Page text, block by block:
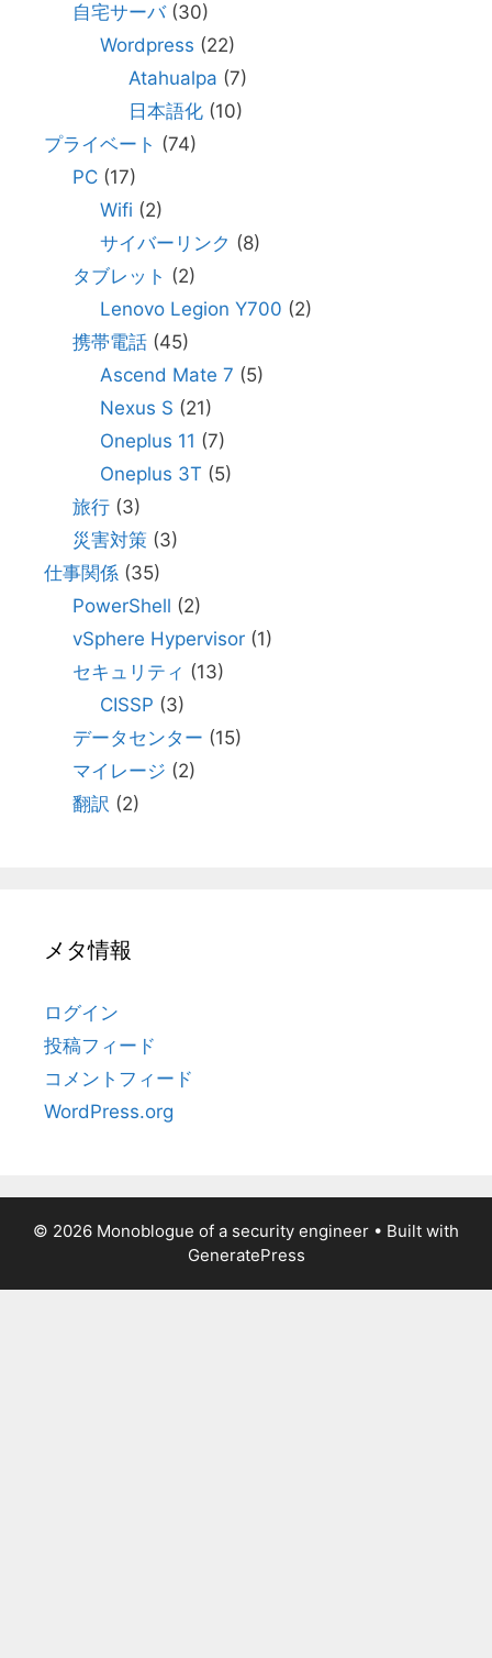
自宅サーバ(30)
Wordpress (22)
Atahualpa (7)
日本語化(10)
プライベート (74)
PC(17)
Wifi (2)
サイバーリンク (8)
タブレット (2)
Lenovo Legion Y700 (2)
携帯電話(45)
Ascend Mate 7 (5)
Nexus S (21)
Oneplus 11 (7)
Oneplus 3T (5)
旅行(3)
災害対策 (3)
仕事関係 (35)
PowerShell (2)
vSphere Hypervisor(1)
セキュリティ (13)
CISSP (3)
データセンター (15)
マイレージ (2)
翻訳 (2)
メタ情報
ログイン
投稿フィード
コメントフィード
WordPress.org
© 2026 Monoblogue of a security engineer • Built with
GeneratePress